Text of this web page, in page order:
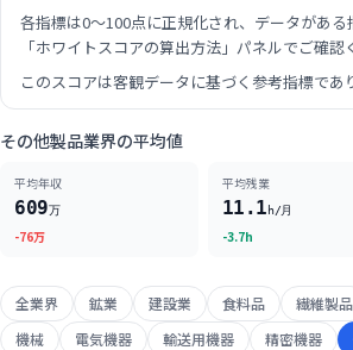
各指標は0〜100点に正規化され、データがあ
「ホワイトスコアの算出方法」パネルでご確認
このスコアは客観データに基づく参考指標で
その他製品業界の平均値
平均年収
609万
-76万
平均残業
11.1h/月
-3.7h
全業界 鉱業 建設業 食料品 繊維製品
機械
電気機器 輸送用機器 精密機器